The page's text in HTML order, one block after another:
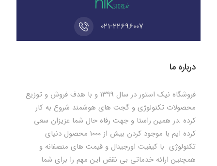
۰۲۱-۲۲۶۹۶۰۰۷
درباره ما
فروشگاه نیک استور در سال ۱۳۹۹ و با هدف فروش و توزیع
محصولات تکنولوژی و گجت های هوشمند شروع به کار
کرده .در همین راستا و جهت رفاه حال شما عزیزان سعی
کرده ایم با موجود کردن بیش از ۱۰۰۰ محصول دنیای
تکنولوژی با کیفیت اورجینال و قیمت های منصفانه و
همچنین ارائه خدماتی بی نقض این مهم را برای شما